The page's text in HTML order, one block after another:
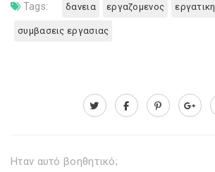
Tags: δανεια εργαζομενος
συμβασεις εργασιας
Ηταν αυτό βοηθητικό;